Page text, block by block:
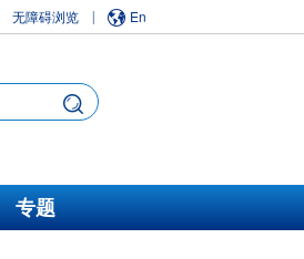
无障碍浏览 En
专题